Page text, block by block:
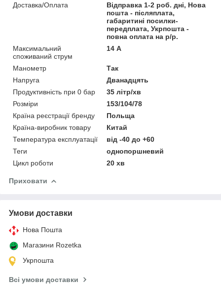
Доставка/Оплата
Відправка 1-2 роб. дні, Нова
пошта - післяплата,
габаритині посилки-
передплата, Укрпошта -
повна оплата на р/р.
Максимальний
споживаний струм
14 А
Манометр
Так
Напруга
Дванадцять
Продуктивність при 0 бар
35 літр/хв
Розміри
153/104/78
Країна реєстрації бренду
Польща
Країна-виробник товару
Китай
Температура експлуатації
від -40 до +60
Теги
однопоршневий
Цикл роботи
20 хв
Приховати
Умови доставки
Нова Пошта
Магазини Rozetka
Укрпошта
Всі умови доставки